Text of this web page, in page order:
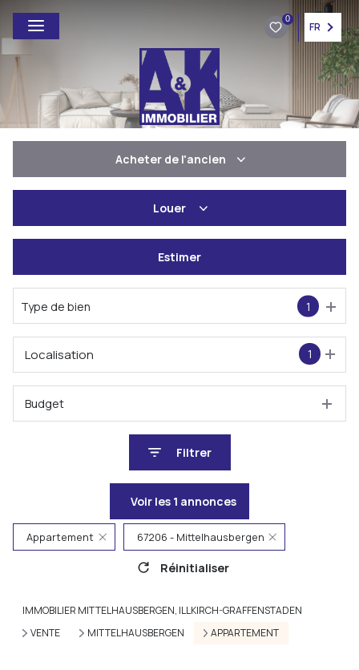
0
FR
Acheter de l'ancien
Louer
De l'immo pro
Estimer
Type de bien 1
1
Localisation
Budget
Filtrer
Voir les 1 annonces
Appartement 67206 - Mittelhausbergen
Réinitialiser
IMMOBILIER MITTELHAUSBERGEN, ILLKIRCH-GRAFFENSTADEN
VENTE
MITTELHAUSBERGEN APPARTEMENT